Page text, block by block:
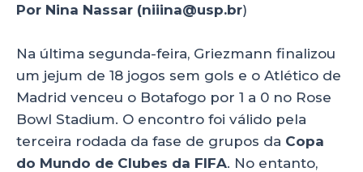
a
ts
A
p
p
c
e
b
o
o
k
k
e
dI
n
a
re
Por Nina Nassar (niiina@usp.br)
Na última segunda-feira, Griezmann finalizou
um jejum de 18 jogos sem gols e o Atlético de
Madrid venceu o Botafogo por 1 a 0 no Rose
Bowl Stadium. O encontro foi válido pela
terceira rodada da fase de grupos da Copa
do Mundo de Clubes da FIFA. No entanto,